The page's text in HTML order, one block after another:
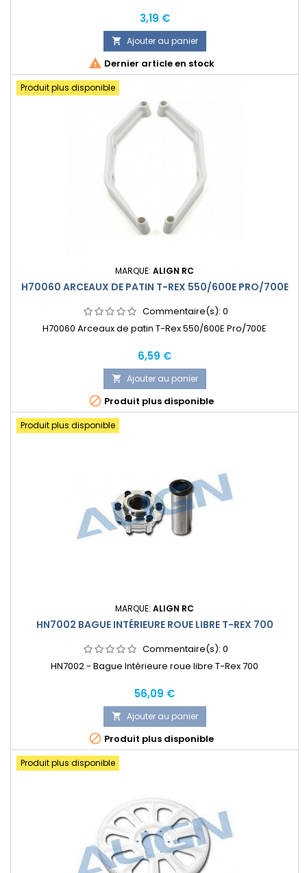
Prix
3,19 €
 Ajouter au panier
 Dernier article en stock
Produit plus disponible
MARQUE: ALIGN RC
H70060 ARCEAUX DE PATIN T-REX 550/600E PRO/700E
Commentaire(s): 0
H70060 Arceaux de patin T-Rex 550/600E Pro/700E
Prix
6,59 €
 Ajouter au panier
 Produit plus disponible
Produit plus disponible
MARQUE: ALIGN RC
HN7002 BAGUE INTÉRIEURE ROUE LIBRE T-REX 700
Commentaire(s): 0
HN7002 - Bague Intérieure roue libre T-Rex 700
Prix
56,09 €
 Ajouter au panier
 Produit plus disponible
Produit plus disponible